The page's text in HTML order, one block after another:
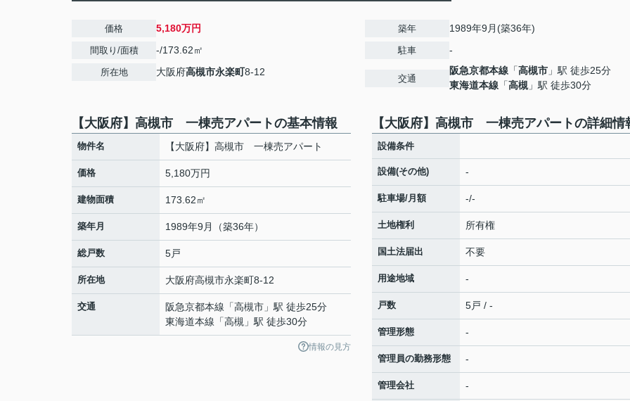
価格 5,180万円
間取り/面積 -/173.62㎡
所在地 大阪府高槻市永楽町8-12
築年 1989年9月(築36年)
駐車 -
交通
阪急京都本線 「高槻市 」駅 徒歩25分
東海道本線 「高槻 」駅 徒歩30分
【大阪府】高槻市 一棟売アパートの基本情報
物件名 【大阪府】高槻市 一棟売アパート
価格 5,180万円
建物面積 173.62㎡
築年月 1989年9月（築36年）
総戸数 5戸
所在地 大阪府高槻市永楽町8-12
交通 阪急京都本線 「高槻市 」駅 徒歩25分
東海道本線 「高槻 」駅 徒歩30分
情報の見方
【大阪府】高槻市 一棟売アパートの詳細情
設備条件
設備(その他) -
駐車場/月額 -/-
土地権利 所有権
国土法届出 不要
用途地域 -
戸数 5戸 / -
管理形態 -
管理員の勤務形態 -
管理会社 -